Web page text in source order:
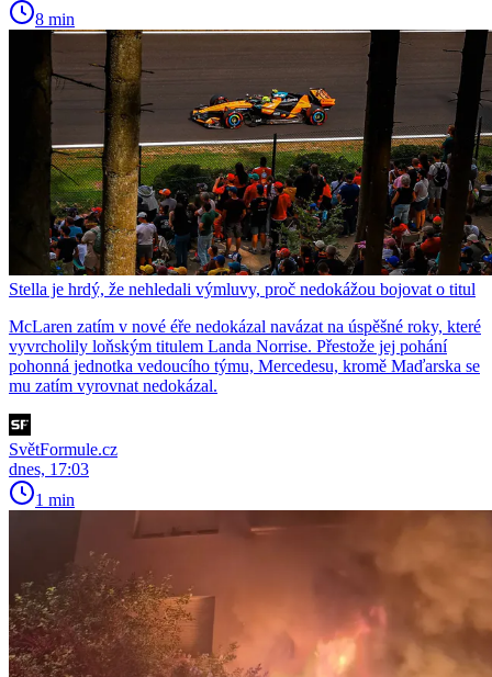
8 min
Stella je hrdý, že nehledali výmluvy, proč nedokážou bojovat o titul
McLaren zatím v nové éře nedokázal navázat na úspěšné roky, které
vyvrcholily loňským titulem Landa Norrise. Přestože jej pohání
pohonná jednotka vedoucího týmu, Mercedesu, kromě Maďarska se
mu zatím vyrovnat nedokázal.
SvětFormule.cz
dnes, 17:03
1 min